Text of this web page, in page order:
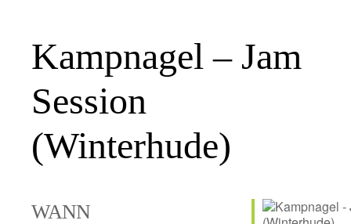
Kampnagel – Jam
Session
(Winterhude)
WANN